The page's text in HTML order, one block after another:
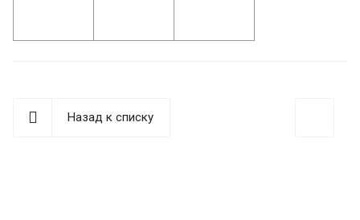
Назад к списку